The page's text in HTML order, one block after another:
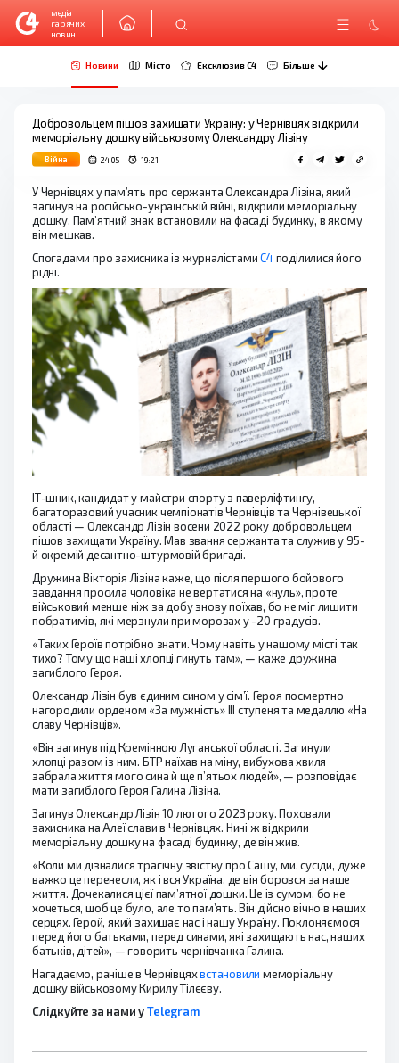
медіа
гарячих
новин
Новини Місто Ексклюзив C4 Більше
Добровольцем пішов захищати Україну: у Чернівцях відкрили
меморіальну дошку військовому Олександру Лізіну
Війна 24.05 19:21
У Чернівцях у пам’ять про сержанта Олександра Лізіна, який
загинув на російсько-українській війні, відкрили меморіальну
дошку. Пам’ятний знак встановили на фасаді будинку, в якому
він мешкав.
Спогадами про захисника із журналістамиС4поділилися його
рідні.
ІТ-шник, кандидат у майстри спорту з паверліфтингу,
багаторазовий учасник чемпіонатів Чернівців та Чернівецької
області — Олександр Лізін восени 2022 року добровольцем
пішов захищати Україну. Мав звання сержанта та служив у 95-
й окремій десантно-штурмовій бригаді.
Дружина Вікторія Лізіна каже, що після першого бойового
завдання просила чоловіка не вертатися на «нуль», проте
військовий менше ніж за добу знову поїхав, бо не міг лишити
побратимів, які мерзнули при морозах у -20 градусів.
«Таких Героїв потрібно знати. Чому навіть у нашому місті так
тихо? Тому що наші хлопці гинуть там», — каже дружина
загиблого Героя.
Олександр Лізін був єдиним сином у сім’ї. Героя посмертно
нагородили орденом «За мужність» ІІІ ступеня та медаллю «На
славу Чернівців».
«Він загинув під Кремінною Луганської області. Загинули
хлопці разом із ним. БТР наїхав на міну, вибухова хвиля
забрала життя мого сина й ще п’ятьох людей», — розповідає
мати загиблого Героя Галина Лізіна.
Загинув Олександр Лізін 10 лютого 2023 року. Поховали
захисника на Алеї слави в Чернівцях. Нині ж відкрили
меморіальну дошку на фасаді будинку, де він жив.
«Коли ми дізналися трагічну звістку про Сашу, ми, сусіди, дуже
важко це перенесли, як і вся Україна, де він боровся за наше
життя. Дочекалися цієї пам’ятної дошки. Це із сумом, бо не
хочеться, щоб це було, але то пам’ять. Він дійсно вічно в наших
серцях. Герой, який захищає нас і нашу Україну. Поклоняємося
перед його батьками, перед синами, які захищають нас, наших
батьків, дітей», — говорить чернівчанка Галина.
Нагадаємо, раніше в Чернівцяхвстановили меморіальну
дошку військовому Кирилу Тілєєву.
Слідкуйте за нами уTelegram